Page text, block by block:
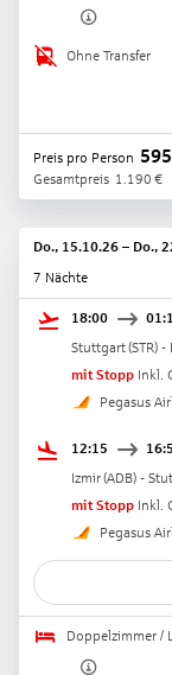
Ohne Transfer
Preis pro Person 595
Gesamtpreis 1.190 €
Do., 15.10.26 – Do.,
7 Nächte
18:00
Stuttgart(STR) -
mit Stopp Inkl.
Pegasus
12:15
Izmir(ADB) -
mit Stopp Inkl.
Pegasus
Doppelzimmer /